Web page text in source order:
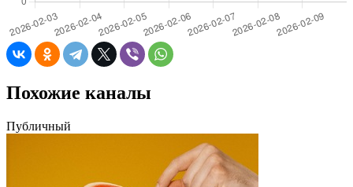
Похожие каналы
Публичный